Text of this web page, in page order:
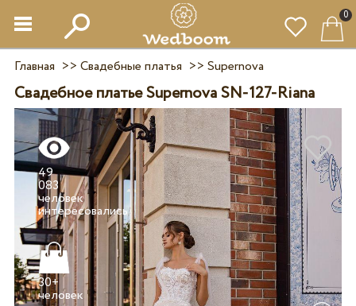
0
Главная >> Свадебные платья >> Supernova
Свадебное платье Supernova SN-127-Riana
49
083
человек
интересовались
30+
человек